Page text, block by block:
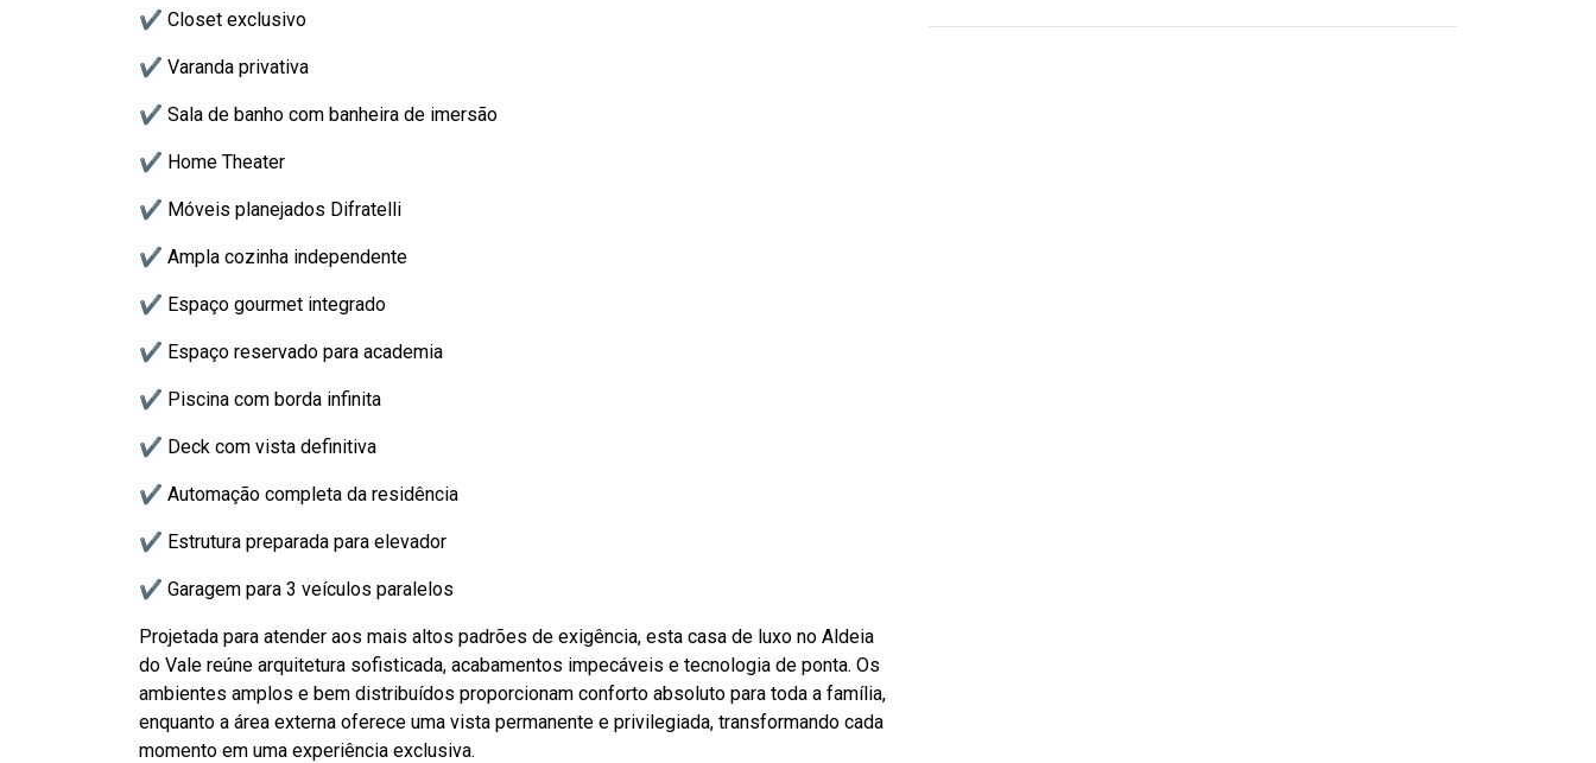
✔ Closet exclusivo
✔ Varanda privativa
✔ Sala de banho com banheira de imersão
✔ Home Theater
✔ Móveis planejados Difratelli
✔ Ampla cozinha independente
✔ Espaço gourmet integrado
✔ Espaço reservado para academia
✔ Piscina com borda infinita
✔ Deck com vista definitiva
✔ Automação completa da residência
✔ Estrutura preparada para elevador
✔ Garagem para 3 veículos paralelos
Projetada para atender aos mais altos padrões de exigência, esta casa de luxo no Aldeia
do Vale reúne arquitetura sofisticada, acabamentos impecáveis e tecnologia de ponta. Os
ambientes amplos e bem distribuídos proporcionam conforto absoluto para toda a família,
enquanto a área externa oferece uma vista permanente e privilegiada, transformando cada
momento em uma experiência exclusiva.